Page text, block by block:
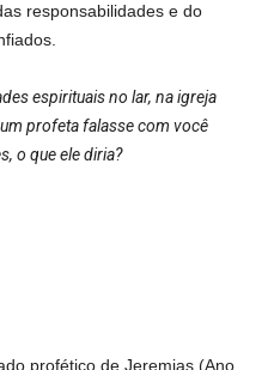
responsabilidades e do
espirituais no lar, na igreja
profeta falasse com você
o que ele diria?
profético de Jeremias (Ano